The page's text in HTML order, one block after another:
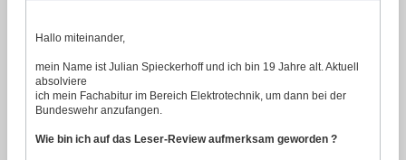
Hallo miteinander,
mein Name ist Julian Spieckerhoff und ich bin 19 Jahre alt. Aktuell
absolviere
ich mein Fachabitur im Bereich Elektrotechnik, um dann bei der
Bundeswehr anzufangen.
Wie bin ich auf das Leser-Review aufmerksam geworden ?